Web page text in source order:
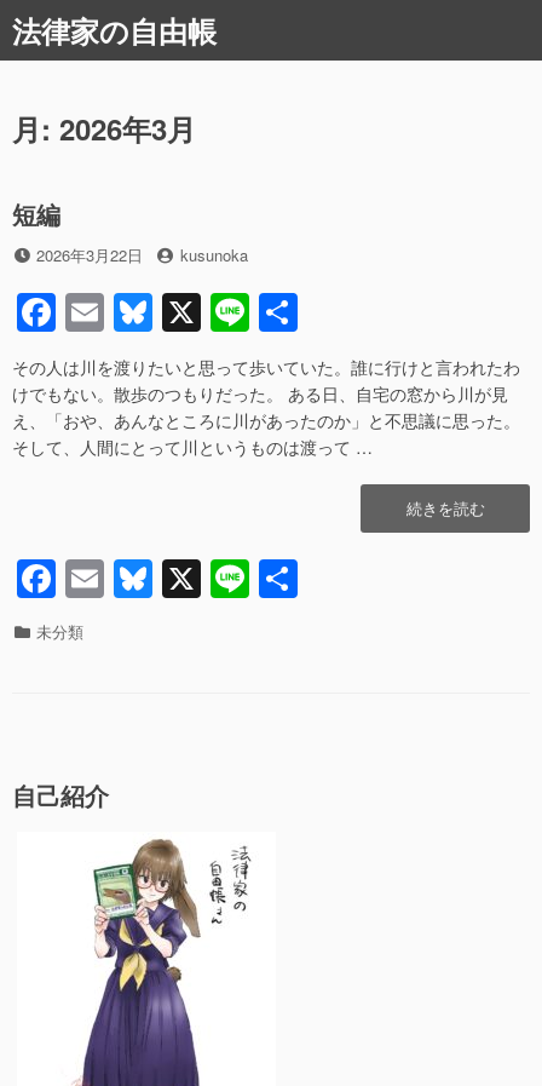
ン
テ
へ
ッ
プ
法律家の自由帳
月: 2026年3月
短編
投
日
2026年3月22日
投
者
kusunoka
F
a
c
e
b
o
k
E
m
ail
Bl
u
e
sk
y
X Li
n
e
有
その人は川を渡りたいと思って歩いていた。誰に行けと言われたわ
けでもない。散歩のつもりだった。 ある日、自宅の窓から川が見
え、「おや、あんなところに川があったのか」と不思議に思った。
そして、人間にとって川というものは渡って …
“短
編”の
続きを読む
F
a
c
o
o
E
m
Bl
u
X Li
n
カ 未分類
自己紹介